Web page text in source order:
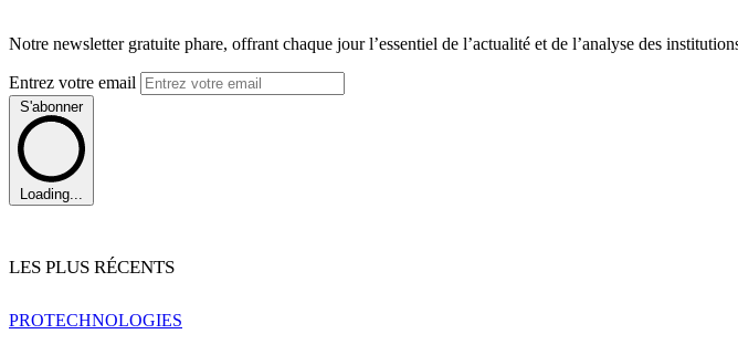
Notre newsletter gratuite phare, offrant chaque jour l’essentiel de l’actualité et de l’analyse des
Entrez votre email
S'abonner
Loading...
LES PLUS RÉCENTS
PROTECHNOLOGIES